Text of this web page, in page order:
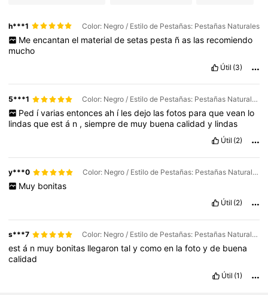
h***1 Color: Negro / Estilo de Pestañas: Pestañas Naturales
Me encantan el material de setas pesta ñ as las recomiendo
mucho
Útil (3)
5***1 Color: Negro / Estilo de Pestañas: Pestañas Naturales
Ped ívarias entonces ah í les dejo las fotos para que vean lo
lindasqueestá n ,siemprede muy buenacalidady lindas
Útil (2)
y***0 Color: Negro / Estilo de Pestañas: Pestañas Naturales
Muy bonitas
Útil (2)
s***7 Color: Negro / Estilo de Pestañas: Pestañas Naturales
está n muy bonitas llegarontalycomoen lafotoyde buena
calidad
Útil (1)